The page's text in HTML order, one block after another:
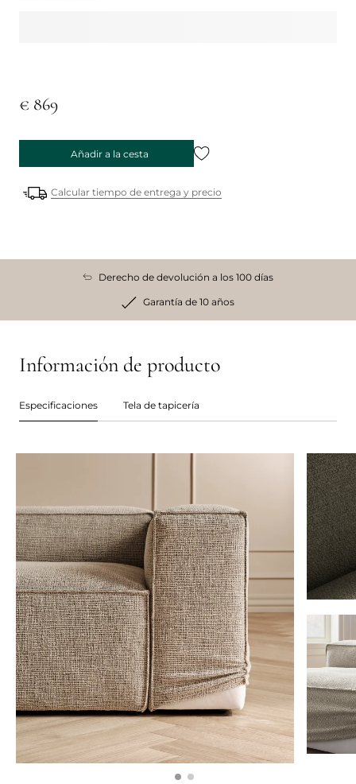
€ 869
Añadir a la cesta
Calcular tiempo de entrega y precio
Derecho de devolución a los 100 días
Garantía de 10 años
Información de producto
Especificaciones Tela de tapicería